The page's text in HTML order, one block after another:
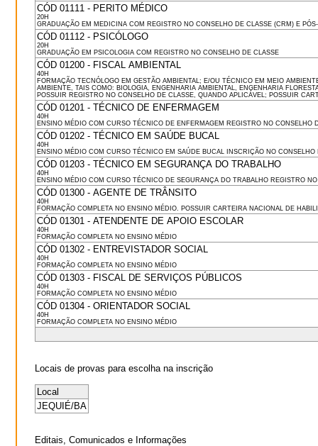
CÓD 01111 - PERITO MÉDICO
20H
GRADUAÇÃO EM MEDICINA COM REGISTRO NO CONSELHO DE CLASSE (CRM) E
CÓD 01112 - PSICÓLOGO
20H
GRADUAÇÃO EM PSICOLOGIA COM REGISTRO NO CONSELHO DE CLASSE
CÓD 01200 - FISCAL AMBIENTAL
40H
FORMAÇÃO TECNÓLOGO EM GESTÃO AMBIENTAL; E/OU TÉCNICO EM MEIO
AMBIENTE, TAIS COMO: BIOLOGIA, ENGENHARIA AMBIENTAL, ENGENHARIA
POSSUIR REGISTRO NO CONSELHO DE CLASSE, QUANDO APLICÁVEL; POSSUIR
CÓD 01201 - TÉCNICO DE ENFERMAGEM
40H
ENSINO MÉDIO COM CURSO TÉCNICO DE ENFERMAGEM REGISTRO NO CONSELHO
CÓD 01202 - TÉCNICO EM SAÚDE BUCAL
40H
ENSINO MÉDIO COM CURSO TÉCNICO EM SAÚDE BUCAL INSCRIÇÃO NO CONSELHO
CÓD 01203 - TÉCNICO EM SEGURANÇA DO TRABALHO
40H
ENSINO MÉDIO COM CURSO TÉCNICO DE SEGURANÇA DO TRABALHO REGISTRO
CÓD 01300 - AGENTE DE TRÂNSITO
40H
FORMAÇÃO COMPLETA NO ENSINO MÉDIO. POSSUIR CARTEIRA NACIONAL DE
CÓD 01301 - ATENDENTE DE APOIO ESCOLAR
40H
FORMAÇÃO COMPLETA NO ENSINO MÉDIO
CÓD 01302 - ENTREVISTADOR SOCIAL
40H
FORMAÇÃO COMPLETA NO ENSINO MÉDIO
CÓD 01303 - FISCAL DE SERVIÇOS PÚBLICOS
40H
FORMAÇÃO COMPLETA NO ENSINO MÉDIO
CÓD 01304 - ORIENTADOR SOCIAL
40H
FORMAÇÃO COMPLETA NO ENSINO MÉDIO
Locais de provas para escolha na inscrição
Local
JEQUIÉ/BA
Editais, Comunicados e Informações